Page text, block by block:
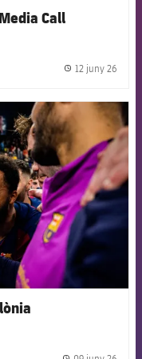
Call
12 juny 26
badge